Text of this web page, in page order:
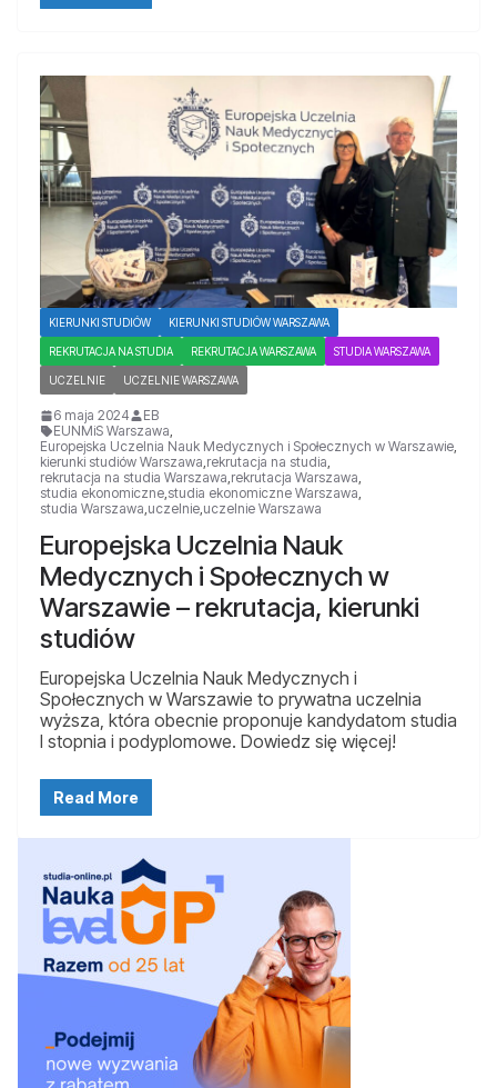
KIERUNKI STUDIÓW KIERUNKI STUDIÓW WARSZAWA
REKRUTACJA NA STUDIA REKRUTACJA WARSZAWA STUDIA WARSZAWA
UCZELNIE UCZELNIE WARSZAWA
6 maja 2024
EB
EUNMiS Warszawa,
Europejska Uczelnia Nauk Medycznych i Społecznych w Warszawie,
kierunki studiów Warszawa,rekrutacja na studia,
rekrutacja na studia Warszawa,rekrutacja Warszawa,
studia ekonomiczne,studia ekonomiczne Warszawa,
studia Warszawa,uczelnie,uczelnie Warszawa
Europejska Uczelnia Nauk
Medycznych i Społecznych w
Warszawie – rekrutacja, kierunki
studiów
Europejska Uczelnia Nauk Medycznych i
Społecznych w Warszawie to prywatna uczelnia
wyższa, która obecnie proponuje kandydatom studia
I stopnia i podyplomowe. Dowiedz się więcej!
Read More